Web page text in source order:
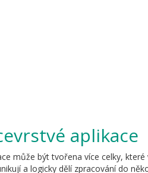
aplikace
může být tvořena více celky, které
a logicky dělí zpracování do